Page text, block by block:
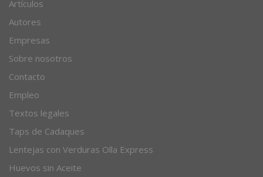
Recetas
Artículos
Autores
Empresas
Sobre nosotros
Contacto
Empleo
Textos legales
Taps de Cadaques
Lentejas con Verduras Olla Express